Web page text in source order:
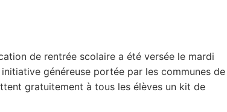
de rentrée scolaire a été versée le mardi
généreuse portée par les communes de
gratuitement à tous les élèves un kit de